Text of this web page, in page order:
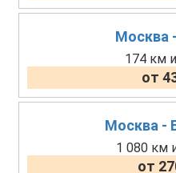
Москва
174 км
от
Москва -
1 080 км
от